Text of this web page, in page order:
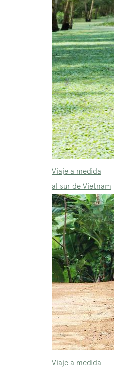
Viaje a medida
al sur de Vietnam
Viaje a medida